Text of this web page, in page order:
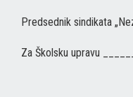
Predsednik sindikata
Za Školsku upravu